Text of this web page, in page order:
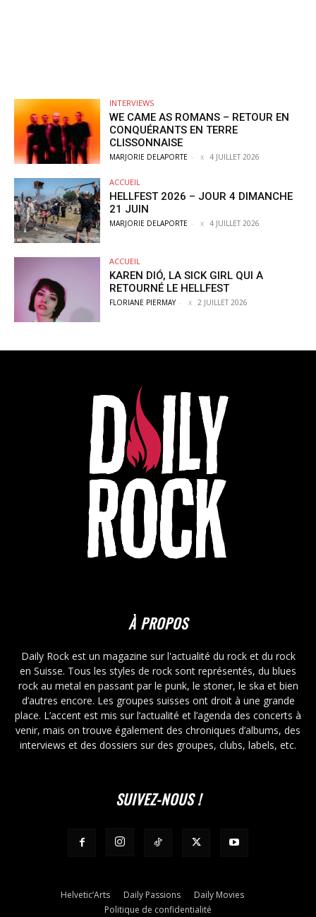
INTERVIEWS
WE CAME AS ROMANS – RETOUR EN
CONQUÉRANTS EN TERRE
CLISSONNAISE
MARJORIE DELAPORTE - 4 JUILLET 2026
ACCUEIL
HELLFEST 2026 – JOUR 4 DIMANCHE
21 JUIN
MARJORIE DELAPORTE - 4 JUILLET 2026
ACCUEIL
KAREN DIÓ, LA SICK GIRL QUI A
RETOURNÉ LE HELLFEST
FLORIANE PIERMAY - 2 JUILLET 2026
À PROPOS
Daily Rock est un magazine sur l'actualité du rock et du rock
en Suisse. Tous les styles de rock sont représentés, du blues
rock au metal en passant par le punk, le stoner, le ska et bien
d’autres encore. Les groupes suisses ont droit à une grande
place. L’accent est mis sur l’actualité et l’agenda des concerts à
venir, mais on trouve également des chroniques d’albums, des
interviews et des dossiers sur des groupes, clubs, labels, etc.
SUIVEZ-NOUS !
Helvetic’Arts Daily Passions
Daily Movies
Politique de confidentialité